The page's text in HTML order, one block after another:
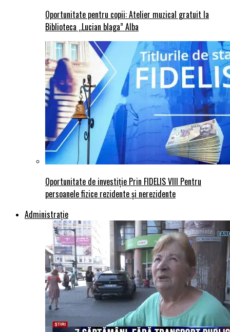
Oportunitate pentru copii: Atelier muzical gratuit la
Biblioteca „Lucian blaga” Alba
Oportunitate de investiție Prin FIDELIS VIII Pentru
persoanele fizice rezidente și nerezidente
Administraţie